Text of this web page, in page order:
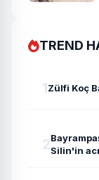
TREND
1Zülfi Koç
2Silin'in